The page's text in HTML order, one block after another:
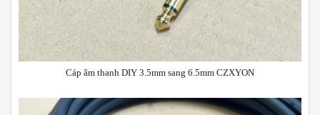
Cáp âm thanh DIY 3.5mm sang 6.5mm CZXYON